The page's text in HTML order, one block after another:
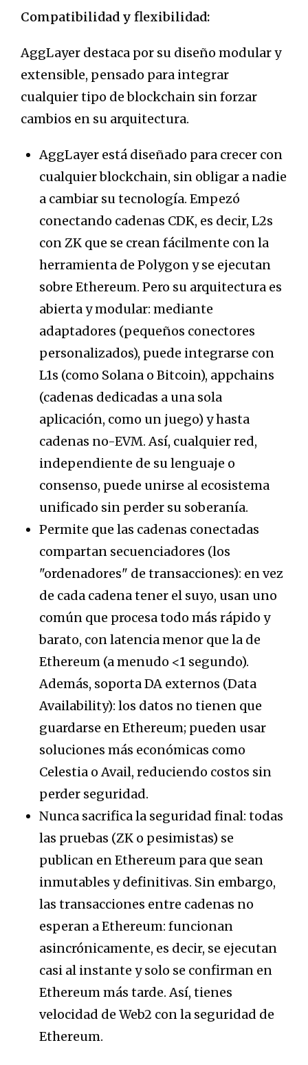
Compatibilidad y flexibilidad:
AggLayer destaca por su diseño modular y
extensible, pensado para integrar
cualquier tipo de blockchain sin forzar
cambios en su arquitectura.
AggLayer está diseñado para crecer con
cualquier blockchain, sin obligar a nadie
a cambiar su tecnología. Empezó
conectando cadenas CDK, es decir, L2s
con ZK que se crean fácilmente con la
herramienta de Polygon y se ejecutan
sobre Ethereum. Pero su arquitectura es
abierta y modular: mediante
adaptadores (pequeños conectores
personalizados), puede integrarse con
L1s (como Solana o Bitcoin), appchains
(cadenas dedicadas a una sola
aplicación, como un juego) y hasta
cadenas no-EVM. Así, cualquier red,
independiente de su lenguaje o
consenso, puede unirse al ecosistema
unificado sin perder su soberanía.
Permite que las cadenas conectadas
compartan secuenciadores (los
"ordenadores" de transacciones): en vez
de cada cadena tener el suyo, usan uno
común que procesa todo más rápido y
barato, con latencia menor que la de
Ethereum (a menudo <1 segundo).
Además, soporta DA externos (Data
Availability): los datos no tienen que
guardarse en Ethereum; pueden usar
soluciones más económicas como
Celestia o Avail, reduciendo costos sin
perder seguridad.
Nunca sacrifica la seguridad final: todas
las pruebas (ZK o pesimistas) se
publican en Ethereum para que sean
inmutables y definitivas. Sin embargo,
las transacciones entre cadenas no
esperan a Ethereum: funcionan
asincrónicamente, es decir, se ejecutan
casi al instante y solo se confirman en
Ethereum más tarde. Así, tienes
velocidad de Web2 con la seguridad de
Ethereum.